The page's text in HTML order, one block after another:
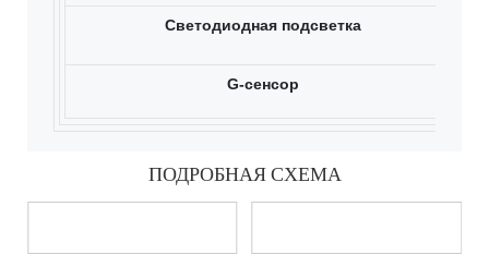
Светодиодная подсветка
G-сенсор
ПОДРОБНАЯ СХЕМА